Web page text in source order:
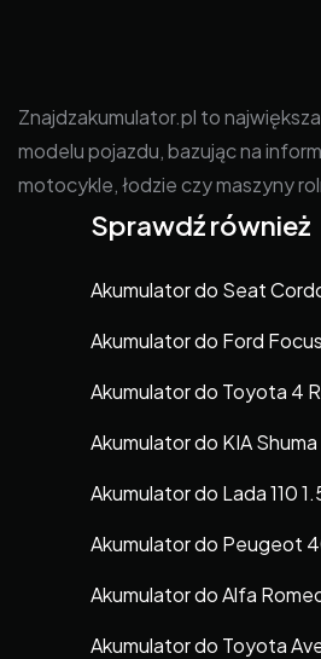
Znajdzakumulator.pl to
modelu pojazdu, bazując na
motocykle, łodzie czy maszyny
Sprawdź również
Akumulator do Seat
Akumulator do Ford
Akumulator do Toyota 4
Akumulator do KIA Shuma
Akumulator do Lada 110
Akumulator do Peugeot
Akumulator do Alfa
Akumulator do Toyota